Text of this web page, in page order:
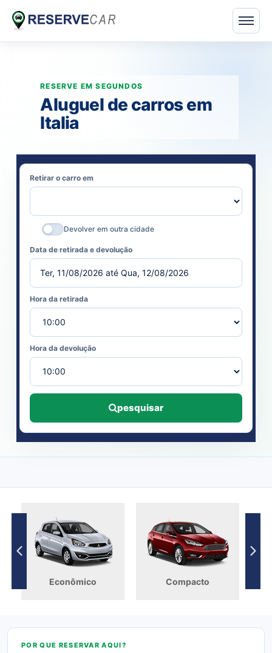
Aluguel de carros em
Italia
Retirar o carro em
Devolver em outra cidade
Data de retirada e devolução
Hora da retirada
Hora da devolução
pesquisar
Econômico Compacto